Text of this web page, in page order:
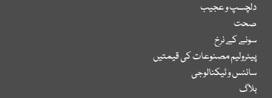
دلچسپ و عجیب
صحت
سونے کے نرخ
پیٹرولیم مصنوعات کی قیمتیں
سائنس و ٹیکنالوجی
بلاگ